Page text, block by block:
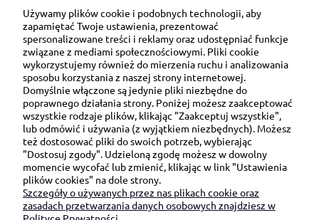
Ul. Brukowa 6/8 lok. 57/58
91-341 Łódź
NIP: 6751510615
SKONTAKTUJ SIĘ Z NAMI:
sklep@be-happygifts.com
+48 690 172 872
Używamy plików cookie i podobnych technologii, aby
zapamiętać Twoje ustawienia, prezentować
spersonalizowane treści i reklamy oraz udostępniać funkcje
związane z mediami społecznościowymi. Pliki cookie
wykorzystujemy również do mierzenia ruchu i analizowania
sposobu korzystania z naszej strony internetowej.
Domyślnie włączone są jedynie pliki niezbędne do
poprawnego działania strony. Poniżej możesz zaakceptować
wszystkie rodzaje plików, klikając "Zaakceptuj wszystkie",
lub odmówić i używania (z wyjątkiem niezbędnych). Możesz
też dostosować pliki do swoich potrzeb, wybierając
"Dostosuj zgody". Udzieloną zgodę możesz w dowolny
momencie wycofać lub zmienić, klikając w link "Ustawienia
plików cookies" na dole strony.
Szczegóły o używanych przez nas plikach cookie oraz
zasadach przetwarzania danych osobowych znajdziesz w